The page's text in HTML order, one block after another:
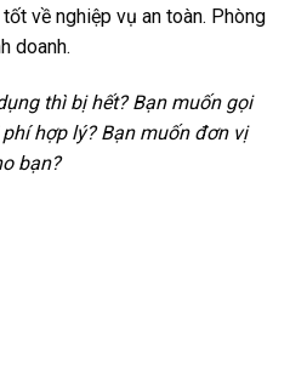
về nghiệp vụ an toàn. Phòng
doanh.
thì bị hết? Bạn muốn gọi
hợp lý? Bạn muốn đơn vị
bạn?